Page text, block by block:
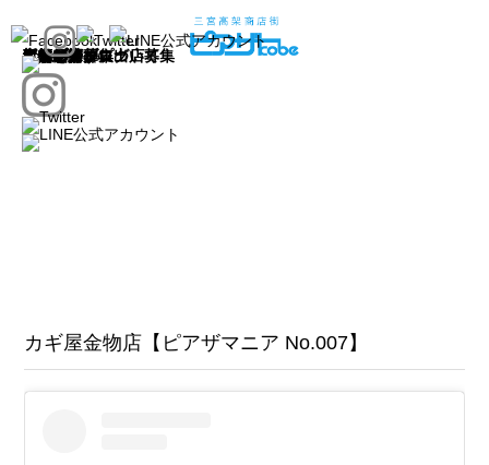
トップ
お知らせ
お店を探す
新店舗
店舗一覧
店舗マップ
店舗紹介ブログ
ピアザ神戸について
イベント
ピアザマルシェ
ピアザの日
ポップアップ出店募集
新規出店募集
カギ屋金物店【ピアザマニア No.007】